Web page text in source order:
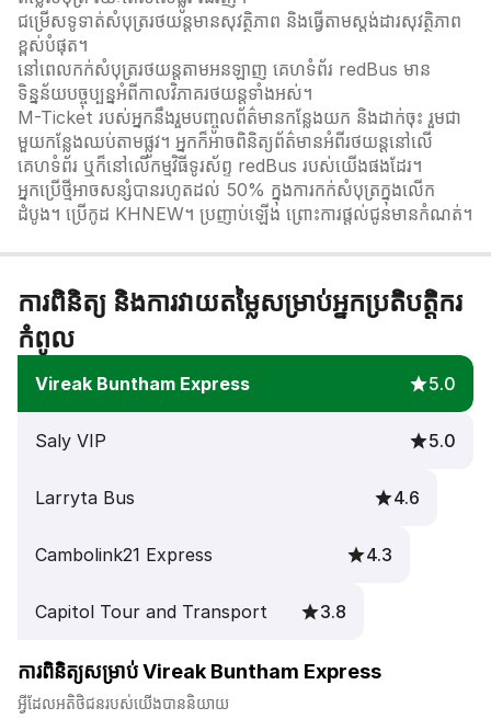
ជម្រើសទូទាត់សំបុត្ររថយន្តមានសុវត្ថិភាព និងធ្វើតាមស្តង់ដារសុវត្ថិភាព
ខ្ពស់បំផុត។
នៅពេលកក់សំបុត្ររថយន្តតាមអនឡាញ គេហទំព័រ redBus មាន
ទិន្នន័យបច្ចុប្បន្នអំពីកាលវិភាគរថយន្តទាំងអស់។
M-Ticket របស់អ្នកនឹងរួមបញ្ចូលព័ត៌មានកន្លែងយក និងដាក់ចុះ រួមជា
មួយកន្លែងឈប់តាមផ្លូវ។ អ្នកក៏អាចពិនិត្យព័ត៌មានអំពីរថយន្តនៅលើ
គេហទំព័រ ឬក៏នៅលើកម្មវិធីទូរស័ព្ទ redBus របស់យើងផងដែរ។
អ្នកប្រើថ្មីអាចសន្សំបានរហូតដល់ 50% ក្នុងការកក់សំបុត្រក្នុងលើក
ដំបូង។ ប្រើកូដ KHNEW។ ប្រញាប់ឡើង ព្រោះការផ្តល់ជូនមានកំណត់។
ការពិនិត្យ និងការវាយតម្លៃសម្រាប់អ្នកប្រតិបត្តិករ
កំពូល
Vireak Buntham Express 5.0
Saly VIP 5.0
Larryta Bus 4.6
Cambolink21 Express 4.3
Capitol Tour and Transport 3.8
ការពិនិត្យសម្រាប់ Vireak Buntham Express
អ្វីដែលអតិថិជនរបស់យើងបាននិយាយ